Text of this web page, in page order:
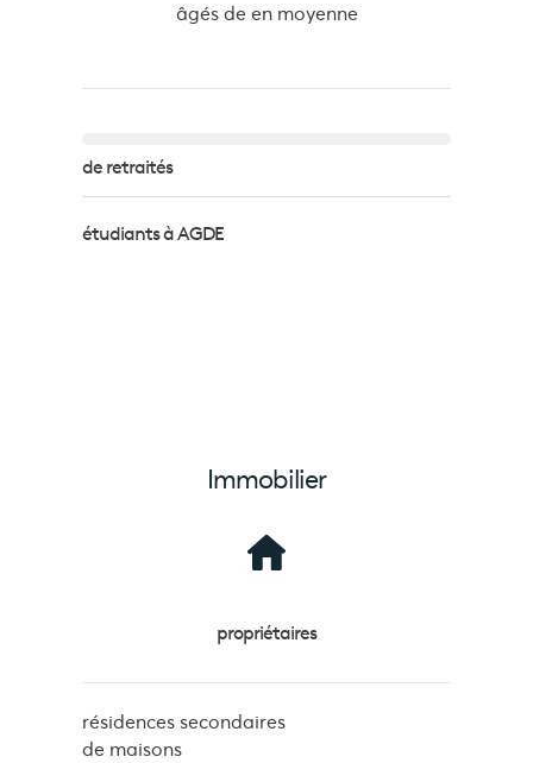
âgés de en moyenne
de retraités
étudiants à AGDE
Immobilier
propriétaires
résidences secondaires
de maisons